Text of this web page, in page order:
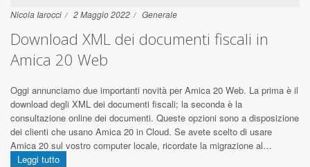
Nicola Iarocci 2 Maggio 2022 Generale
Download XML dei documenti fiscali in
Amica 20 Web
Oggi annunciamo due importanti novità per Amica 20 Web. La prima è il
download degli XML dei documenti fiscali; la seconda è la
consultazione online dei documenti. Queste opzioni sono a disposizione
dei clienti che usano Amica 20 in Cloud. Se avete scelto di usare
Amica 20 sul vostro computer locale, ricordate la migrazione al…
Leggi tutto